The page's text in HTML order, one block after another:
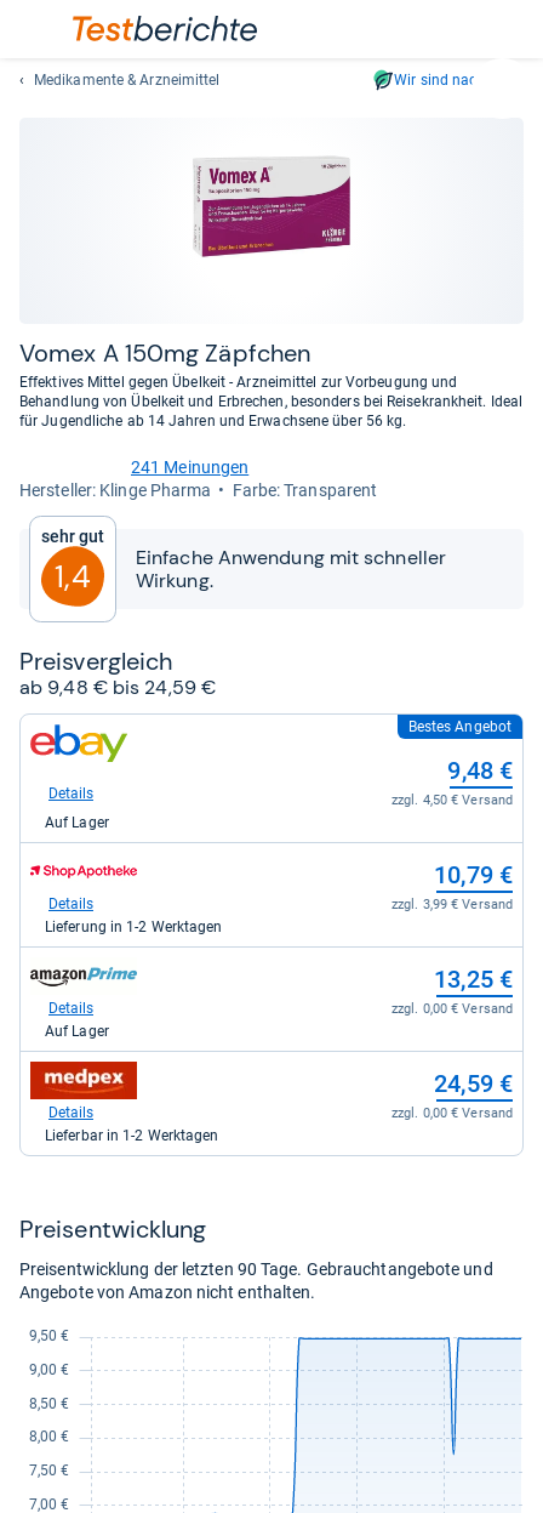
lassen
Medikamente & Arzneimittel Wir sind nachhaltig
Vomex A 150mg Zäpf­chen
Effektives Mittel gegen Übelkeit - Arzneimittel zur Vorbeugung und
Behandlung von Übelkeit und Erbrechen, besonders bei Reisekrankheit. Ideal
für Jugendliche ab 14 Jahren und Erwachsene über 56 kg.
von
Sternen
241 Meinungen
Her­stel­ler: Klinge Pharma
Farbe: Transparent
Sehr gut
1,4
Einfache Anwendung mit schneller
Wirkung.
Preis­ver­gleich
ab 9,48 € bis 24,59 €
zum
Shop:
eBay
9,48
kaufen.
Bestes Angebot
9,48 €
zzgl. 4,50 € Versand
Details
Auf Lager
Shop:
Shop
für
kaufen.
10,79 €
zzgl. 3,99 € Versand
Details
Lieferung in 1-2 Werktagen
zum
Shop:
Amazon.de
13,25
kaufen.
13,25 €
zzgl. 0,00 € Versand
Details
Auf Lager
zum
Shop:
medpex
24,59 €
zzgl. 0,00 € Versand
Details
Lieferbar in 1-2 Werktagen
Preis­ent­wick­lung
Preisentwicklung der letzten 90 Tage. Gebrauchtangebote und
Angebote von Amazon nicht enthalten.